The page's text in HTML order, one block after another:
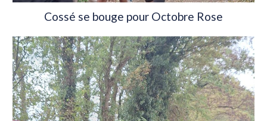
Cossé se bouge pour Octobre Rose